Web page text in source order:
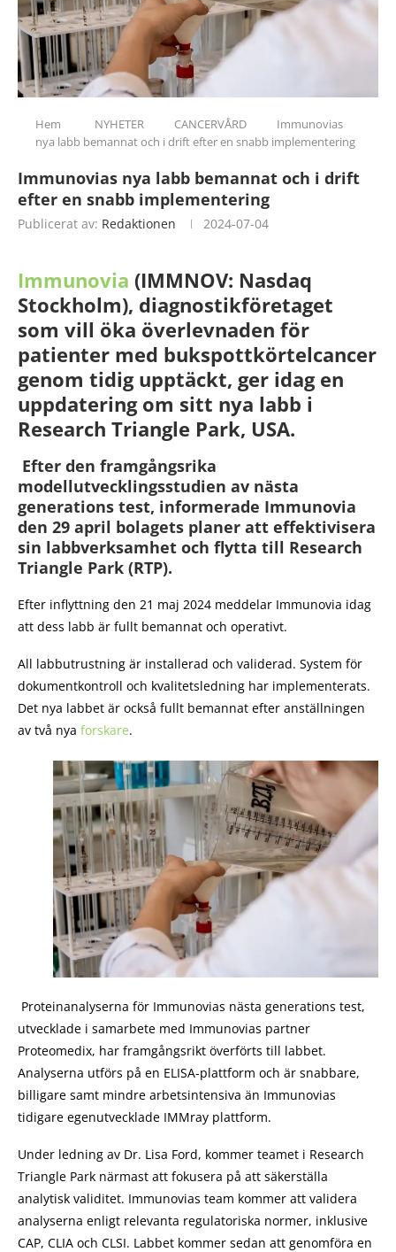
Hem NYHETER CANCERVÅRD
Immunovias
nya labb bemannat och i drift efter en snabb implementering
Immunovias nya labb bemannat och i drift
efter en snabb implementering
Publicerat av: Redaktionen 2024-07-04
Immunovia (IMMNOV: Nasdaq
Stockholm), diagnostikföretaget
som vill öka överlevnaden för
patienter med bukspottkörtelcancer
genom tidig upptäckt, ger idag en
uppdatering om sitt nya labb i
Research Triangle Park, USA.
Efter den framgångsrika
modellutvecklingsstudien av nästa
generations test, informerade Immunovia
den 29 april bolagets planer att effektivisera
sin labbverksamhet och flytta till Research
Triangle Park (RTP).
Efter inflyttning den 21 maj 2024 meddelar Immunovia idag
att dess labb är fullt bemannat och operativt.
All labbutrustning är installerad och validerad. System för
dokumentkontroll och kvalitetsledning har implementerats.
Det nya labbet är också fullt bemannat efter anställningen
av två nya forskare.
Proteinanalyserna för Immunovias nästa generations test,
utvecklade i samarbete med Immunovias partner
Proteomedix, har framgångsrikt överförts till labbet.
Analyserna utförs på en ELISA-plattform och är snabbare,
billigare samt mindre arbetsintensiva än Immunovias
tidigare egenutvecklade IMMray plattform.
Under ledning av Dr. Lisa Ford, kommer teamet i Research
Triangle Park närmast att fokusera på att säkerställa
analytisk validitet. Immunovias team kommer att validera
analyserna enligt relevanta regulatoriska normer, inklusive
CAP, CLIA och CLSI. Labbet kommer sedan att genomföra en